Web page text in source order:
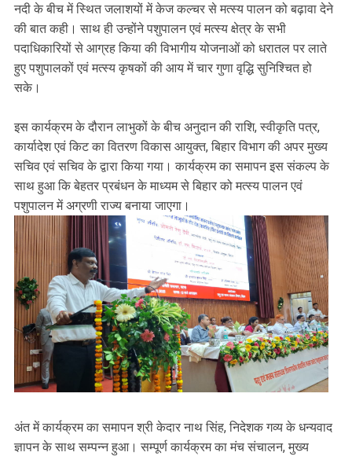
नदी के बीच में स्थित जलाशयों में केज कल्चर से मत्स्य पालन को बढ़ावा देने
की बात कही। साथ ही उन्होंने पशुपालन एवं मत्स्य क्षेत्र के सभी
पदाधिकारियों से आग्रह किया की विभागीय योजनाओं को धरातल पर लाते
हुए पशुपालकों एवं मत्स्य कृषकों की आय में चार गुणा वृद्धि सुनिश्चित हो
सके।
इस कार्यक्रम के दौरान लाभुकों के बीच अनुदान की राशि, स्वीकृति पत्र,
कार्यादेश एवं किट का वितरण विकास आयुक्त, बिहार विभाग की अपर मुख्य
सचिव एवं सचिव के द्वारा किया गया। कार्यक्रम का समापन इस संकल्प के
साथ हुआ कि बेहतर प्रबंधन के माध्यम से बिहार को मत्स्य पालन एवं
पशुपालन में अग्रणी राज्य बनाया जाएगा।
अंत में कार्यक्रम का समापन श्री केदार नाथ सिंह, निदेशक गव्य के धन्यवाद
ज्ञापन के साथ सम्पन्न हुआ। सम्पूर्ण कार्यक्रम का मंच संचालन, मुख्य